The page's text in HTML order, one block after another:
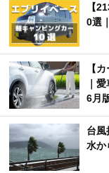
【
0選
【
｜
6月
台風
水か